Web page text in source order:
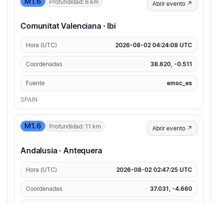
Profundidad: 6 km Abrir evento ↗
Comunitat Valenciana · Ibi
Hora (UTC) 2026-08-02 04:24:08 UTC
Coordenadas 38.620, -0.511
Fuente emsc_es
SPAIN
M1.6 Profundidad: 11 km Abrir evento ↗
Andalusia · Antequera
Hora (UTC) 2026-08-02 02:47:25 UTC
Coordenadas 37.031, -4.660